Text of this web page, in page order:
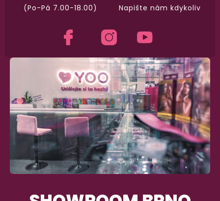
Napište nám kdykoliv
(Po-Pá 7.00-18.00)